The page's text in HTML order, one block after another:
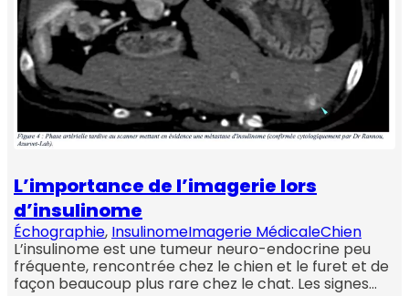
L’importance de l’imagerie lors
d’insulinome
Échographie, InsulinomeImagerie MédicaleChien
L’insulinome est une tumeur neuro-endocrine peu
fréquente, rencontrée chez le chien et le furet et de
façon beaucoup plus rare chez le chat. Les signes…